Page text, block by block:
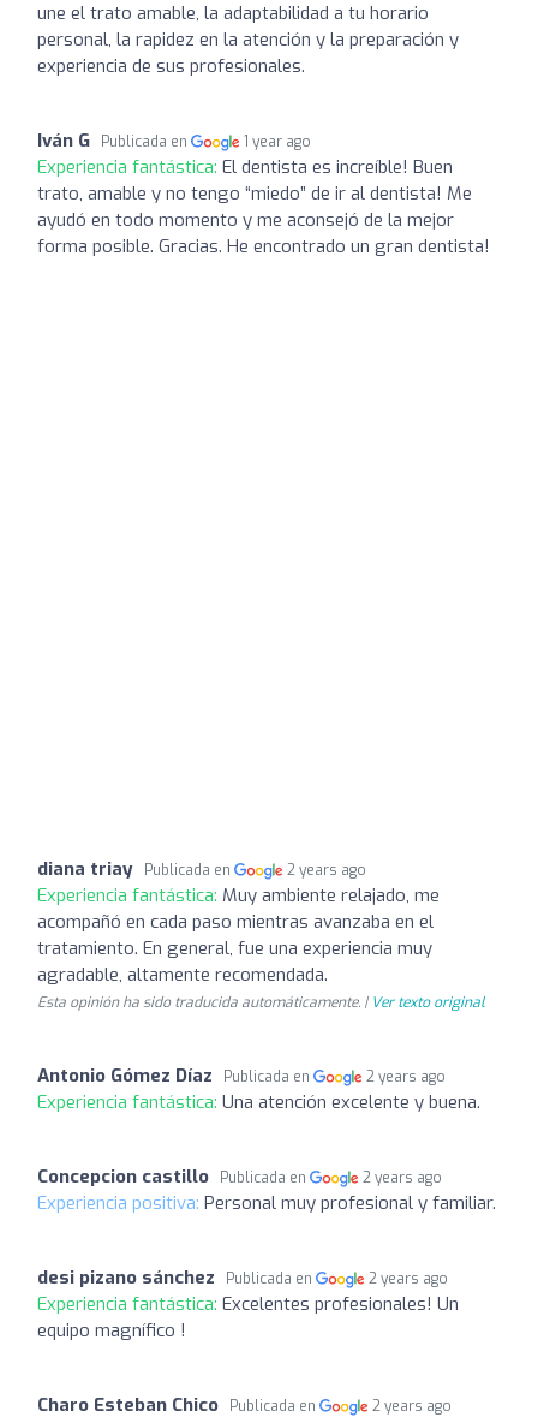
une el trato amable, la adaptabilidad a tu horario
personal, la rapidez en la atención y la preparación y
experiencia de sus profesionales.
Iván G Publicada en 1 year ago
Experiencia fantástica: El dentista es increíble! Buen
trato, amable y no tengo “miedo” de ir al dentista! Me
ayudó en todo momento y me aconsejó de la mejor
forma posible. Gracias. He encontrado un gran dentista!
diana triay Publicada en 2 years ago
Experiencia fantástica: Muy ambiente relajado, me
acompañó en cada paso mientras avanzaba en el
tratamiento. En general, fue una experiencia muy
agradable, altamente recomendada.
Esta opinión ha sido traducida automáticamente. | Ver texto original
Antonio Gómez Díaz Publicada en 2 years ago
Experiencia fantástica: Una atención excelente y buena.
Concepcion castillo Publicada en 2 years ago
Experiencia positiva: Personal muy profesional y familiar.
desi pizano sánchez Publicada en 2 years ago
Experiencia fantástica: Excelentes profesionales! Un
equipo magnífico !
Charo Esteban Chico Publicada en 2 years ago